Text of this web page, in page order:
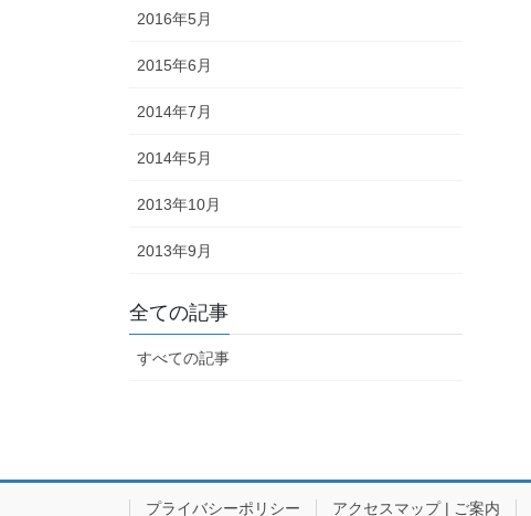
2016年5月
2015年6月
2014年7月
2014年5月
2013年10月
2013年9月
全ての記事
すべての記事
プライバシーポリシー アクセスマップ | ご案内